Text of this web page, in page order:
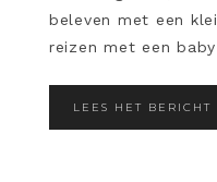
beleven met een
reizen met een
LEES HET BERICHT